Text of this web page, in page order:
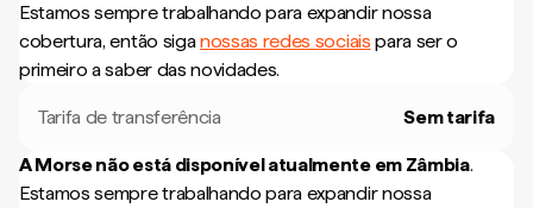
Estamos sempre trabalhando para expandir nossa
cobertura, então siganossas redes sociais para ser o
primeiro a saber das novidades.
Tarifa de transferência Sem tarifa
A Morse não está disponível atualmente em Zâmbia.
Estamos sempre trabalhando para expandir nossa